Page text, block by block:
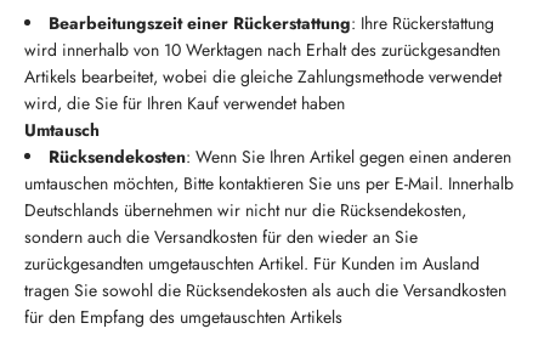
Bearbeitungszeit einer Rückerstattung: Ihre Rückerstattung
wird innerhalb von 10 Werktagen nach Erhalt des zurückgesandten
Artikels bearbeitet, wobei die gleiche Zahlungsmethode verwendet
wird, die Sie für Ihren Kauf verwendet haben
Umtausch
Rücksendekosten: Wenn Sie Ihren Artikel gegen einen anderen
umtauschen möchten, Bitte kontaktieren Sie uns per E-Mail. Innerhalb
Deutschlands übernehmen wir nicht nur die Rücksendekosten,
sondern auch die Versandkosten für den wieder an Sie
zurückgesandten umgetauschten Artikel. Für Kunden im Ausland
tragen Sie sowohl die Rücksendekosten als auch die Versandkosten
für den Empfang des umgetauschten Artikels